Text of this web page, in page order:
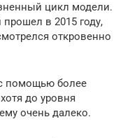
цикл модели.
в 2015 году,
откровенно
помощью более
до уровня
очень далеко.